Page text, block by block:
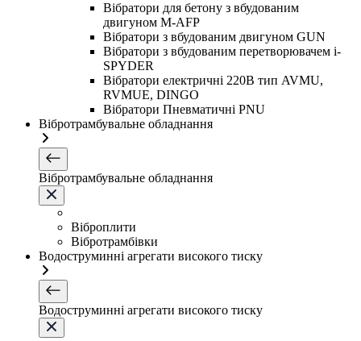
Вібратори для бетону з вбудованим
двигуном M-AFP
Вібратори з вбудованим двигуном GUN
Вібратори з вбудованим перетворювачем i-
SPYDER
Вібратори електричні 220B тип AVMU,
RVMUE, DINGO
Вібратори Пневматичні PNU
Вібротрамбувальне обладнання
Вібротрамбувальне обладнання
Віброплити
Вібротрамбівки
Водоструминні агрегати високого тиску
Водоструминні агрегати високого тиску